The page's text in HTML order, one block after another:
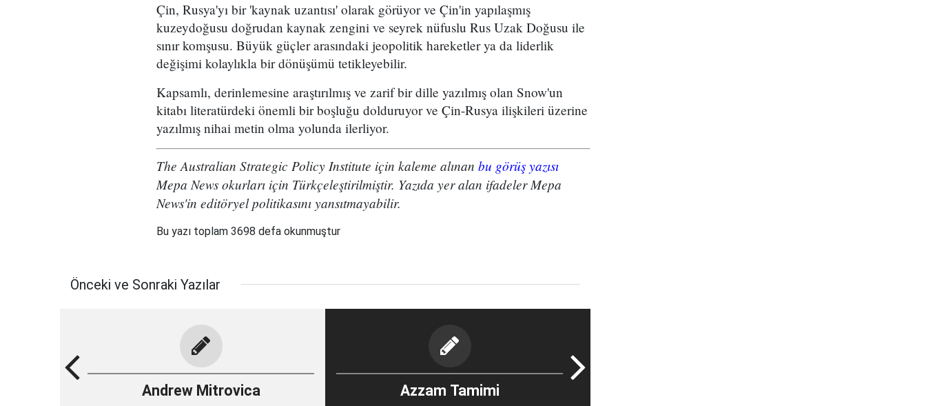
Çin, Rusya'yı bir 'kaynak uzantısı' olarak görüyor ve Çin'in yapılaşmış
kuzeydoğusu doğrudan kaynak zengini ve seyrek nüfuslu Rus Uzak Doğusu ile
sınır komşusu. Büyük güçler arasındaki jeopolitik hareketler ya da liderlik
değişimi kolaylıkla bir dönüşümü tetikleyebilir.
Kapsamlı, derinlemesine araştırılmış ve zarif bir dille yazılmış olan Snow'un
kitabı literatürdeki önemli bir boşluğu dolduruyor ve Çin-Rusya ilişkileri üzerine
yazılmış nihai metin olma yolunda ilerliyor.
The Australian Strategic Policy Institute için kaleme alınan bu görüş yazısı
Mepa News okurları için Türkçeleştirilmiştir. Yazıda yer alan ifadeler Mepa
News'in editöryel politikasını yansıtmayabilir.
Bu yazı toplam 3698 defa okunmuştur
Önceki ve Sonraki Yazılar
Andrew Mitrovica Azzam Tamimi